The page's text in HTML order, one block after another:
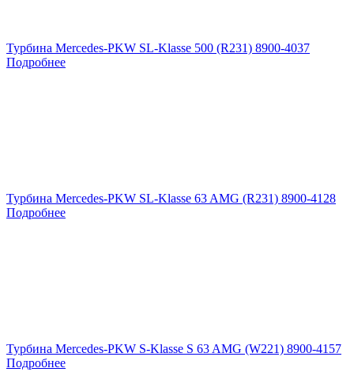
Турбина Mercedes-PKW SL-Klasse 500 (R231) 8900-4037
Подробнее
Турбина Mercedes-PKW SL-Klasse 63 AMG (R231) 8900-4128
Подробнее
Турбина Mercedes-PKW S-Klasse S 63 AMG (W221) 8900-4157
Подробнее